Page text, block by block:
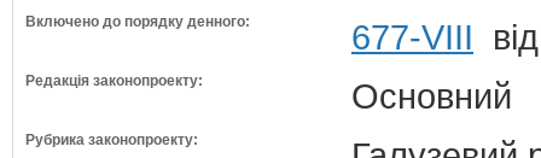
Включено до порядку денного: 677-VIII
Редакція законопроекту: Основний
Рубрика законопроекту: